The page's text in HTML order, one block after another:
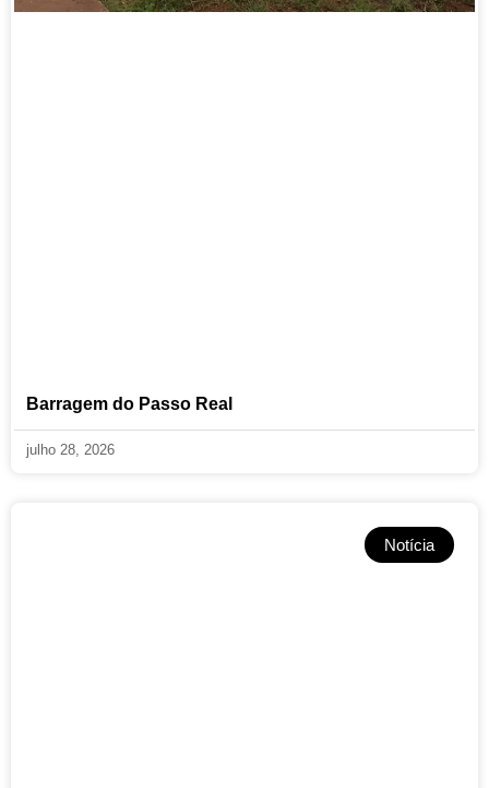
Barragem do Passo Real
julho 28, 2026
Notícia